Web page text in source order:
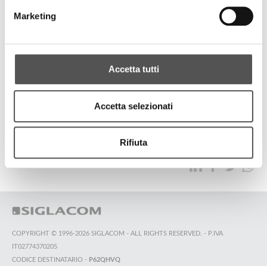
Marketing
Accetta tutti
Accetta selezionati
Rifiuta
TUTTI GLI HIGHLIGHTS
TOP RICERCHE SITEMAP SOSTENIBILITÀ
COPYRIGHT © 1996-2026 SIGLACOM - ALL RIGHTS RESERVED. - P.IVA
IT02774370205
CODICE DESTINATARIO - P62QHVQ